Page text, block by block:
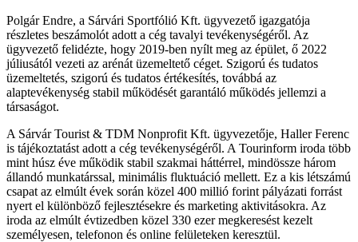
Polgár Endre, a Sárvári Sportfólió Kft. ügyvezető igazgatója
részletes beszámolót adott a cég tavalyi tevékenységéről. Az
ügyvezető felidézte, hogy 2019-ben nyílt meg az épület, ő 2022
júliusától vezeti az arénát üzemeltető céget. Szigorú és tudatos
üzemeltetés, szigorú és tudatos értékesítés, továbbá az
alaptevékenység stabil működését garantáló működés jellemzi a
társaságot.
A Sárvár Tourist & TDM Nonprofit Kft. ügyvezetője, Haller Ferenc
is tájékoztatást adott a cég tevékenységéről. A Tourinform iroda több
mint húsz éve működik stabil szakmai háttérrel, mindössze három
állandó munkatárssal, minimális fluktuáció mellett. Ez a kis létszámú
csapat az elmúlt évek során közel 400 millió forint pályázati forrást
nyert el különböző fejlesztésekre és marketing aktivitásokra. Az
iroda az elmúlt évtizedben közel 330 ezer megkeresést kezelt
személyesen, telefonon és online felületeken keresztül.